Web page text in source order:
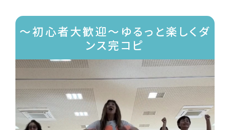
～初心者大歓迎～ゆるっと楽しくダ
ンス完コピ